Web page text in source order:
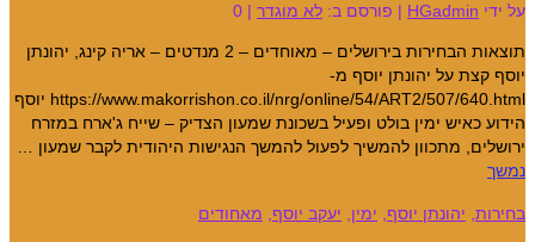
על ידי HGadmin
| פורסם ב: לא מוגדר |
0
תוצאות הבחירות בירושלים – מאוחדים – 2 מנדטים – אריה קינג, יהונתן
יוסף קצת על יהונתן יוסף מ-
https://www.makorrishon.co.il/nrg/online/54/ART2/507/640.html יוסף
הידוע כאיש ימין בולט ופעיל בשכונת שמעון הצדיק – שייח ג'ארח במזרח
ירושלים, מתכוון להמשיך לפעול להמשך הנגישות היהודית לקבר שמעון …
נמשך
בחירות, יהונתן יוסף, ימין, יעקב יוסף, מאחודים